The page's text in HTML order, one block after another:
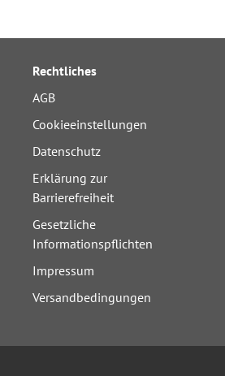
Rechtliches
AGB
Cookieeinstellungen
Datenschutz
Erklärung zur
Barrierefreiheit
Gesetzliche
Informationspflichten
Impressum
Versandbedingungen